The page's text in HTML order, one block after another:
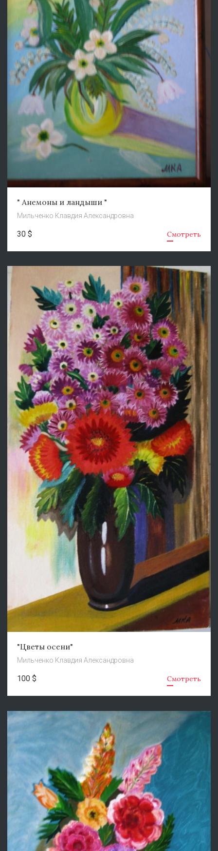
" Анемоны и ландыши "
Мильченко Клавдия Александровна
30 $ Смотреть
"Цветы осени"
Мильченко Клавдия Александровна
100 $ Смотреть